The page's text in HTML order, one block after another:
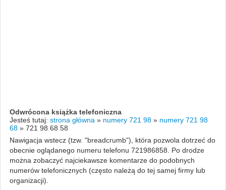
Odwrócona książka telefoniczna
Jesteś tutaj: strona główna » numery 721 98 » numery 721 98
68 » 721 98 68 58
Nawigacja wstecz (tzw. "breadcrumb"), która pozwola dotrzeć do
obecnie oglądanego numeru telefonu 721986858. Po drodze
można zobaczyć najciekawsze komentarze do podobnych
numerów telefonicznych (często należą do tej samej firmy lub
organizacji).